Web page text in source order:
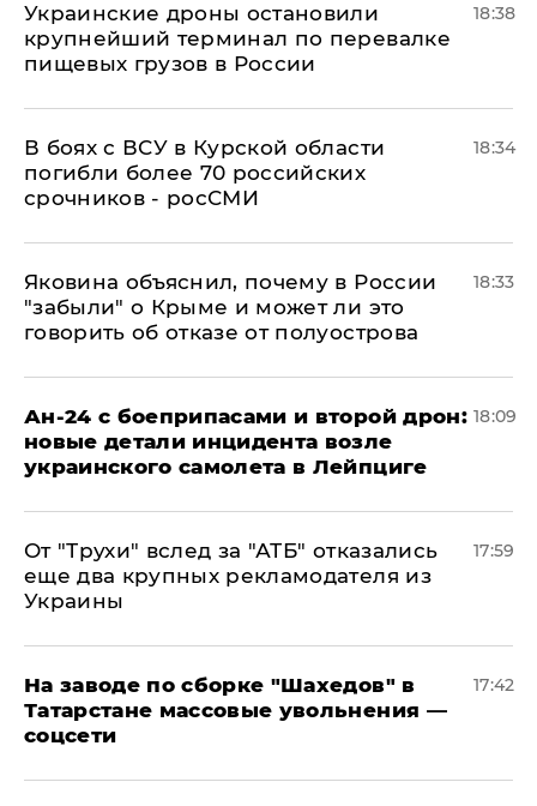
Украинские дроны остановили
крупнейший терминал по перевалке
пищевых грузов в России
18:38
В боях с ВСУ в Курской области
погибли более 70 российских
срочников - росСМИ
18:34
Яковина объяснил, почему в России
"забыли" о Крыме и может ли это
говорить об отказе от полуострова
18:33
Ан-24 с боеприпасами и второй дрон:
новые детали инцидента возле
украинского самолета в Лейпциге
18:09
От "Трухи" вслед за "АТБ" отказались
еще два крупных рекламодателя из
Украины
17:59
На заводе по сборке "Шахедов" в
Татарстане массовые увольнения —
соцсети
17:42